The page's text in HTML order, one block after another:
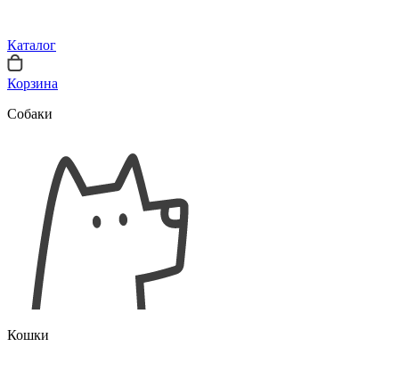
Каталог
Корзина
Собаки
Кошки